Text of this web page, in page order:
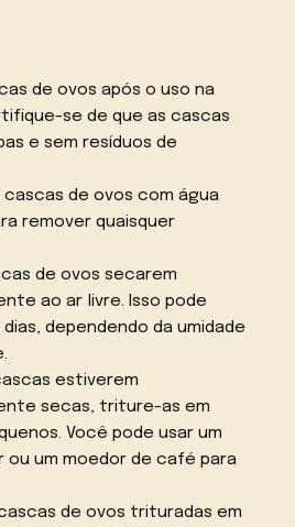
de ovos após o uso na
se de que as cascas
e sem resíduos de
cascas de ovos com água
remover quaisquer
de ovos secarem
ao ar livre. Isso pode
dias, dependendo da umidade
estiverem
secas, triture-as em
Você pode usar um
ou um moedor de café para
de ovos trituradas em